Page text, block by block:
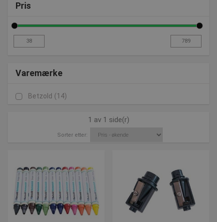
batterier. Blyantspidseren er til almindelige samt jumbo
opsamling og er lavet af plast.
Skab en anderledes oplevelse med kreativiteten ved brug af
diameter på 1,1 cm og er pakket ind i et papirhånd, så malingen
ikke gnider af på hænderne eller på tøjet. Dette voks blyanter
pakkestørrelserne
God service, bedre råd når du skal købe materiale til
Har du spørgsmål vedrørende vores produkter, kan vi altid
kontaktes på post@presencosport.dk eller på 7550 6011.
Pris
Varemærke
Betzold (14)
1 av 1 side(r)
Sorter etter: